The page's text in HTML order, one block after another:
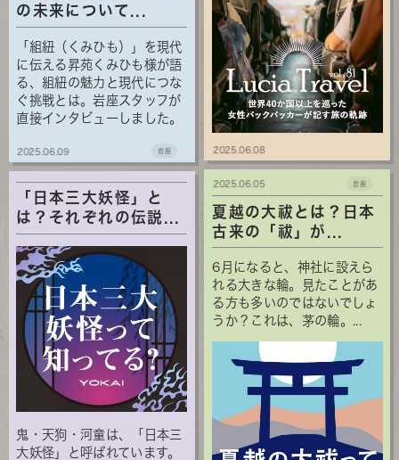
の未来について...
「組紐（くみひも）」を現代
に伝える昇苑くみひも様が語
る、組紐の魅力と現代につな
ぐ挑戦とは。岩座スタッフが
直接インタビューしました。
2025.06.09 岩座 2025.06.08
「日本三大妖怪」と
は？それぞれの伝説...
鬼・天狗・河童は、「日本三
大妖怪」と呼ばれています。
夏越の大祓とは？日本
古来の「祓」が...
6月になると、神社に設えら
れる大きな輪。見たことがあ
る方も多いのではないでしょ
うか？これは、茅の輪。...
2025.06.05 岩座